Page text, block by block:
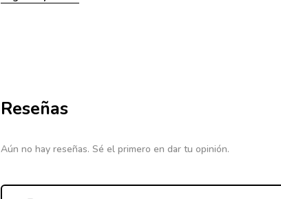
Reseñas
Aún no hay reseñas. Sé el primero en dar tu opinión.